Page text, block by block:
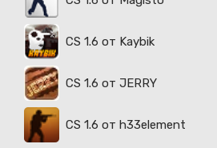
CS 1.6 от Kaybik
CS 1.6 от JERRY
CS 1.6 от h33element